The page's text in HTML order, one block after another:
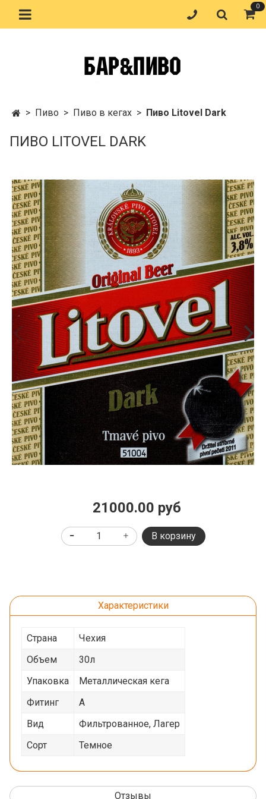
0
Пиво Пиво в кегах Пиво Litovel Dark
ПИВО LITOVEL DARK
21000.00 руб
В корзину
Характеристики
Страна
Чехия
Объем
30л
Упаковка
Металлическая кега
Фитинг
A
Вид
Фильтрованное, Лагер
Сорт
Темное
Отзывы